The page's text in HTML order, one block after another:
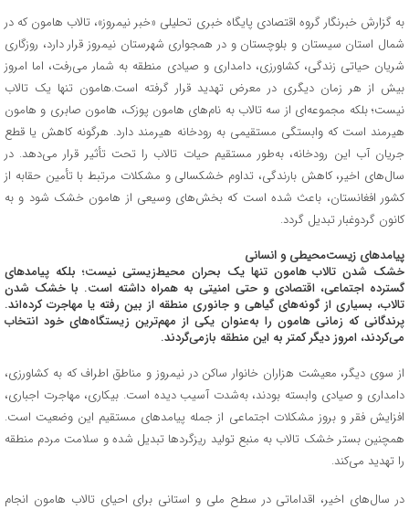
به گزارش خبرنگار گروه اقتصادی پایگاه خبری تحلیلی «خبر نیمروز»، تالاب هامون که در
شمال استان سیستان و بلوچستان و در همجواری شهرستان نیمروز قرار دارد، روزگاری
شریان حیاتی زندگی، کشاورزی، دامداری و صیادی منطقه به شمار می‌رفت، اما امروز
بیش از هر زمان دیگری در معرض تهدید قرار گرفته است.هامون تنها یک تالاب
نیست؛ بلکه مجموعه‌ای از سه تالاب به نام‌های هامون پوزک، هامون صابری و هامون
هیرمند است که وابستگی مستقیمی به رودخانه هیرمند دارد. هرگونه کاهش یا قطع
جریان آب این رودخانه، به‌طور مستقیم حیات تالاب را تحت تأثیر قرار می‌دهد. در
سال‌های اخیر، کاهش بارندگی، تداوم خشکسالی و مشکلات مرتبط با تأمین حقابه از
کشور افغانستان، باعث شده است که بخش‌های وسیعی از هامون خشک شود و به
کانون گردوغبار تبدیل گردد.
پیامدهای زیست‌محیطی و انسانی
خشک شدن تالاب هامون تنها یک بحران محیط‌زیستی نیست؛ بلکه پیامدهای
گسترده اجتماعی، اقتصادی و حتی امنیتی به همراه داشته است. با خشک شدن
تالاب، بسیاری از گونه‌های گیاهی و جانوری منطقه از بین رفته یا مهاجرت کرده‌اند.
پرندگانی که زمانی هامون را به‌عنوان یکی از مهم‌ترین زیستگاه‌های خود انتخاب
می‌کردند، امروز دیگر کمتر به این منطقه بازمی‌گردند.
از سوی دیگر، معیشت هزاران خانوار ساکن در نیمروز و مناطق اطراف که به کشاورزی،
دامداری و صیادی وابسته بودند، به‌شدت آسیب دیده است. بیکاری، مهاجرت اجباری،
افزایش فقر و بروز مشکلات اجتماعی از جمله پیامدهای مستقیم این وضعیت است.
همچنین بستر خشک تالاب به منبع تولید ریزگردها تبدیل شده و سلامت مردم منطقه
را تهدید می‌کند.
در سال‌های اخیر، اقداماتی در سطح ملی و استانی برای احیای تالاب هامون انجام